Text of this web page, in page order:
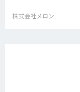
株式会社メロン